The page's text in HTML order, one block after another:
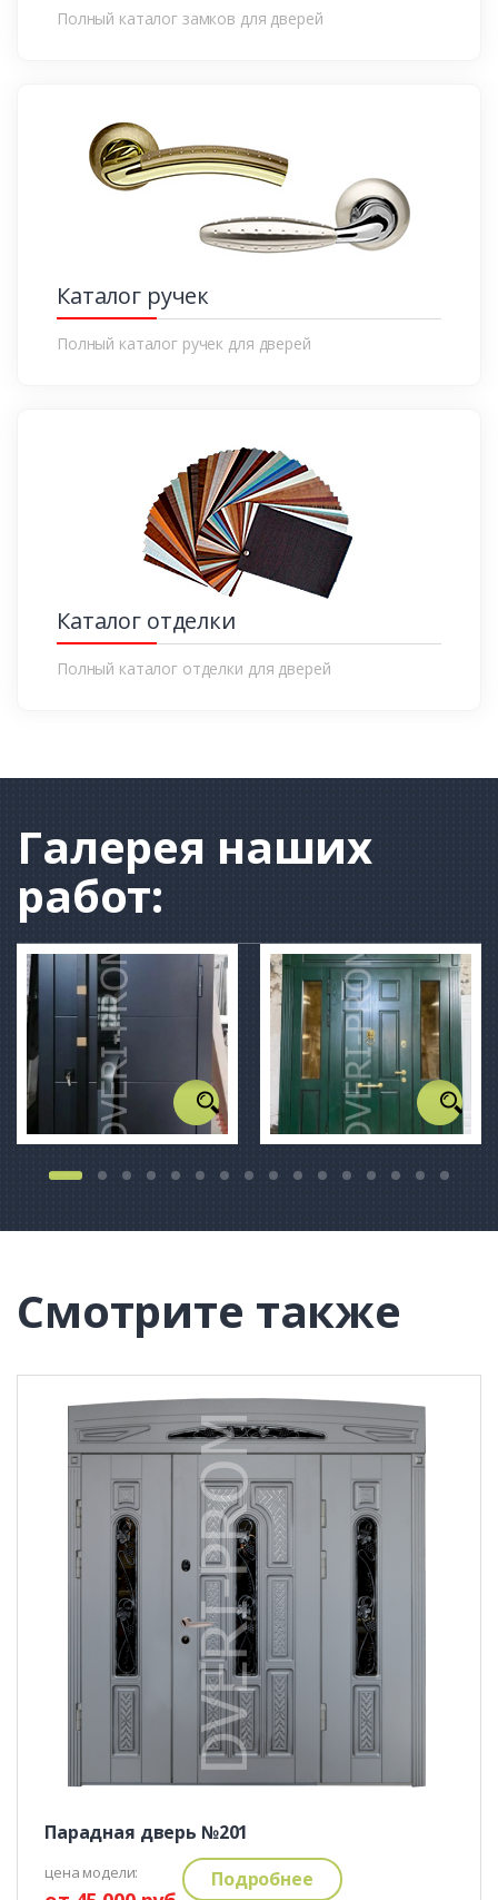
Полный каталог замков для дверей
Каталог ручек
Полный каталог ручек для дверей
Каталог отделки
Полный каталог отделки для дверей
Галерея наших
работ:
Смотрите также
Парадная дверь №201
цена модели: Подробнее